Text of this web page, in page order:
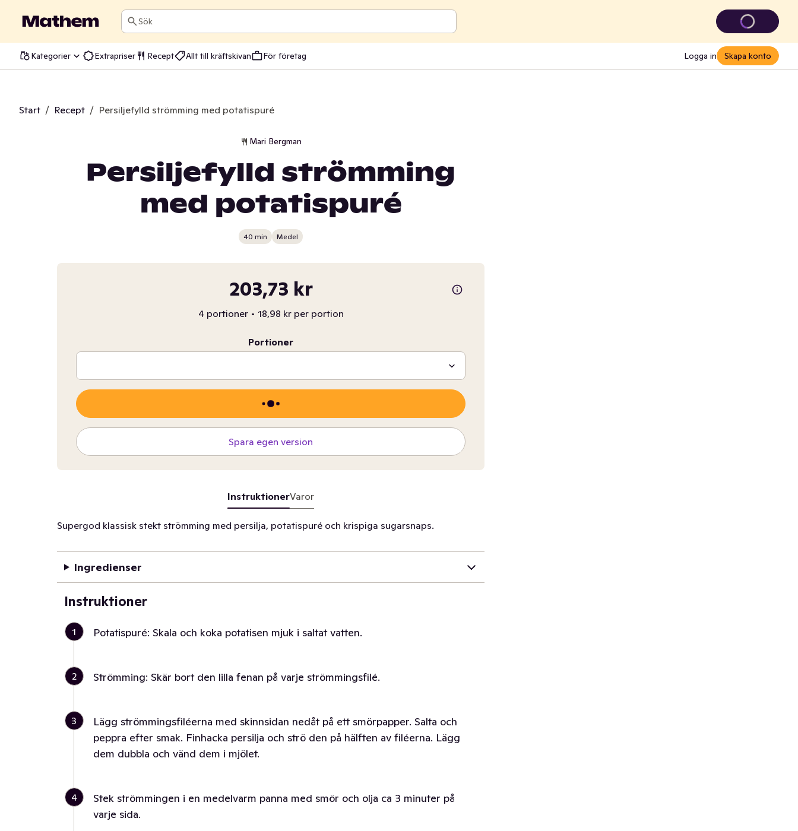
Sök
Kategorier Extrapriser Recept Allt till kräftskivan För företag Logga in Skapa konto
Start / Recept / Persiljefylld strömming med potatispuré
Mari Bergman
Persiljefylld strömming
med potatispuré
40 min Medel
203,73 kr
4 portioner • 18,98 kr per portion
Portioner
Spara egen version
InstruktionerVaror
Supergod klassisk stekt strömming med persilja, potatispuré och krispiga sugarsnaps.
Ingredienser
Instruktioner
1 Potatispuré: Skala och koka potatisen mjuk i saltat vatten.
2 Strömming: Skär bort den lilla fenan på varje strömmingsfilé.
3
Lägg strömmingsfiléerna med skinnsidan nedåt på ett smörpapper. Salta och
peppra efter smak. Finhacka persilja och strö den på hälften av filéerna. Lägg
dem dubbla och vänd dem i mjölet.
4
Stek strömmingen i en medelvarm panna med smör och olja ca 3 minuter på
varje sida.